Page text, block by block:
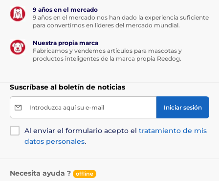
9 años en el mercado
9 años en el mercado nos han dado la experiencia suficiente
para convertirnos en líderes del mercado mundial.
Nuestra propia marca
Fabricamos y vendemos artículos para mascotas y
productos inteligentes de la marca propia Reedog.
Suscríbase al boletín de noticias
Introduzca aquí su e-mail Iniciar sesión
Al enviar el formulario acepto el tratamiento de mis
datos personales.
Necesita ayuda ? offline